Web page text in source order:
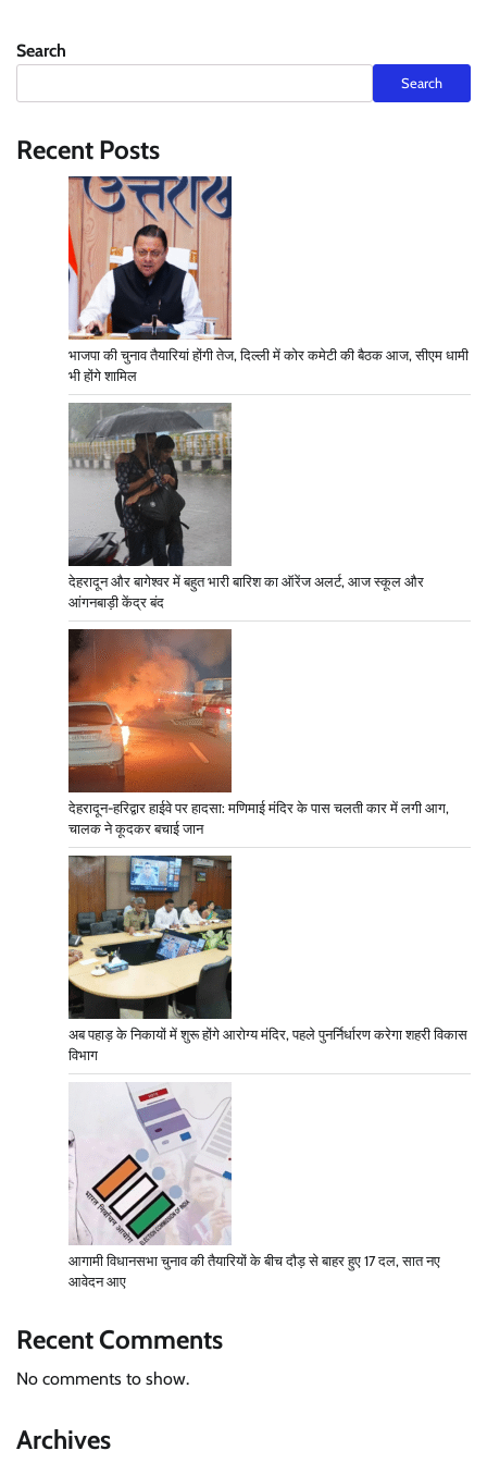
Search
Search
Recent Posts
भाजपा की चुनाव तैयारियां होंगी तेज, दिल्ली में कोर कमेटी की बैठक आज, सीएम धामी
भी होंगे शामिल
देहरादून और बागेश्वर में बहुत भारी बारिश का ऑरेंज अलर्ट, आज स्कूल और
आंगनबाड़ी केंद्र बंद
देहरादून-हरिद्वार हाईवे पर हादसा: मणिमाई मंदिर के पास चलती कार में लगी आग,
चालक ने कूदकर बचाई जान
अब पहाड़ के निकायों में शुरू होंगे आरोग्य मंदिर, पहले पुनर्निर्धारण करेगा शहरी विकास
विभाग
आगामी विधानसभा चुनाव की तैयारियों के बीच दौड़ से बाहर हुए 17 दल, सात नए
आवेदन आए
Recent Comments
No comments to show.
Archives